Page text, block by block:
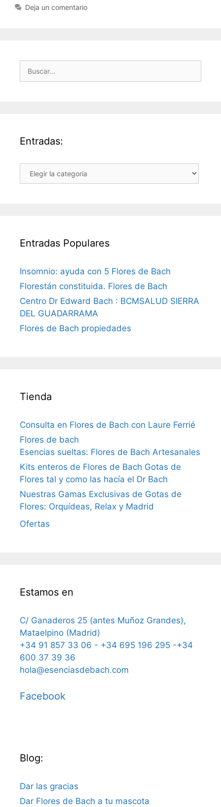
Deja un comentario
Buscar:
Entradas:
Entradas:
Entradas Populares
Insomnio: ayuda con 5 Flores de Bach
Florestán constituida. Flores de Bach
Centro Dr Edward Bach : BCMSALUD SIERRA
DEL GUADARRAMA
Flores de Bach propiedades
Tienda
Consulta en Flores de Bach con Laure Ferrié
Flores de bach
Esencias sueltas: Flores de Bach Artesanales
Kits enteros de Flores de Bach Gotas de
Flores tal y como las hacía el Dr Bach
Nuestras Gamas Exclusivas de Gotas de
Flores: Orquídeas, Relax y Madrid
Ofertas
Estamos en
C/ Ganaderos 25 (antes Muñoz Grandes),
Mataelpino (Madrid)
+34 91 857 33 06 - +34 695 196 295 -+34
600 37 39 36
hola@esenciasdebach.com
Facebook
Blog:
Dar las gracias
Dar Flores de Bach a tu mascota